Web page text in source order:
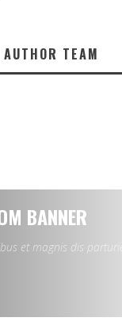
AUTHOR TEAM
BANNER
et magnis dis